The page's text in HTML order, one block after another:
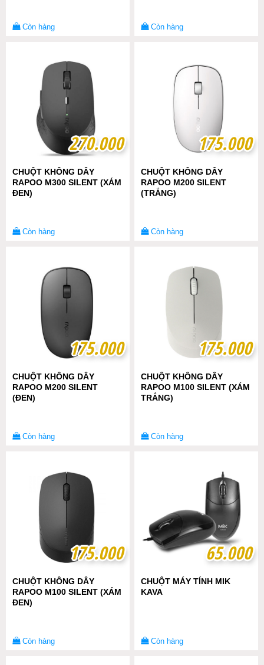
Còn hàng Còn hàng
270.000
270.000
CHUỘT KHÔNG DÂY
RAPOO M300 SILENT (XÁM
ĐEN)
Còn hàng
175.000
175.000
CHUỘT KHÔNG DÂY
RAPOO M200 SILENT
(TRẮNG)
Còn hàng
175.000
175.000
CHUỘT KHÔNG DÂY
RAPOO M200 SILENT
(ĐEN)
Còn hàng
175.000
175.000
CHUỘT KHÔNG DÂY
RAPOO M100 SILENT (XÁM
TRẮNG)
Còn hàng
175.000
175.000
CHUỘT KHÔNG DÂY
RAPOO M100 SILENT (XÁM
ĐEN)
Còn hàng
65.000
65.000
CHUỘT MÁY TÍNH MIK
KAVA
Còn hàng